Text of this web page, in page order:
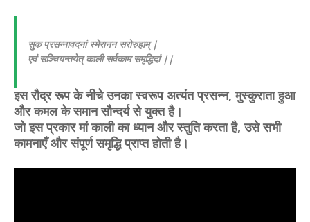
सुक प्रसन्नावदनां स्मेरानन सरोरुहाम् |
एवं सञ्चियन्तयेत् काली सर्वकाम समृद्धिदां ||
इस रौद्र रूप के नीचे उनका स्वरूप अत्यंत प्रसन्न, मुस्कुराता हुआ
और कमल के समान सौन्दर्य से युक्त है।
जो इस प्रकार मां काली का ध्यान और स्तुति करता है, उसे सभी
कामनाएँ और संपूर्ण समृद्धि प्राप्त होती है।